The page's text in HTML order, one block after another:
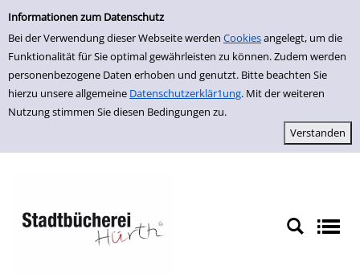
Einfache Suche
Informationen zum Datenschutz
Bei der Verwendung dieser Webseite werden Cookiesangelegt, um die
Funktionalität für Sie optimal gewährleisten zu können. Zudem werden
personenbezogene Daten erhoben und genutzt. Bitte beachten Sie
hierzu unsere allgemeine Datenschutzerklär1ung. Mit der weiteren
Nutzung stimmen Sie diesen Bedingungen zu.
zur Navigation springen
zum Inhalt springen
Zu den Suchfiltern springen
Zur Trefferliste springen